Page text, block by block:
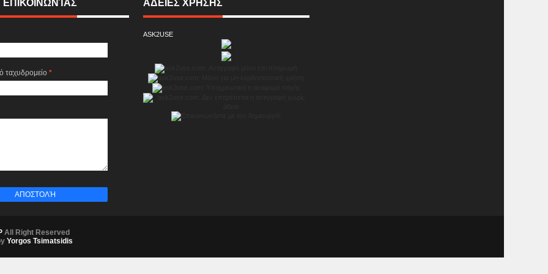
ταχυδρομείο *
ASK2USE
All Right Reserved
Yorgos Tsimatsidis